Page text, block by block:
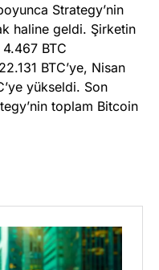
Strategy’nin
haline geldi. Şirketin
4.467 BTC
BTC’ye, Nisan
yükseldi. Son
toplam Bitcoin